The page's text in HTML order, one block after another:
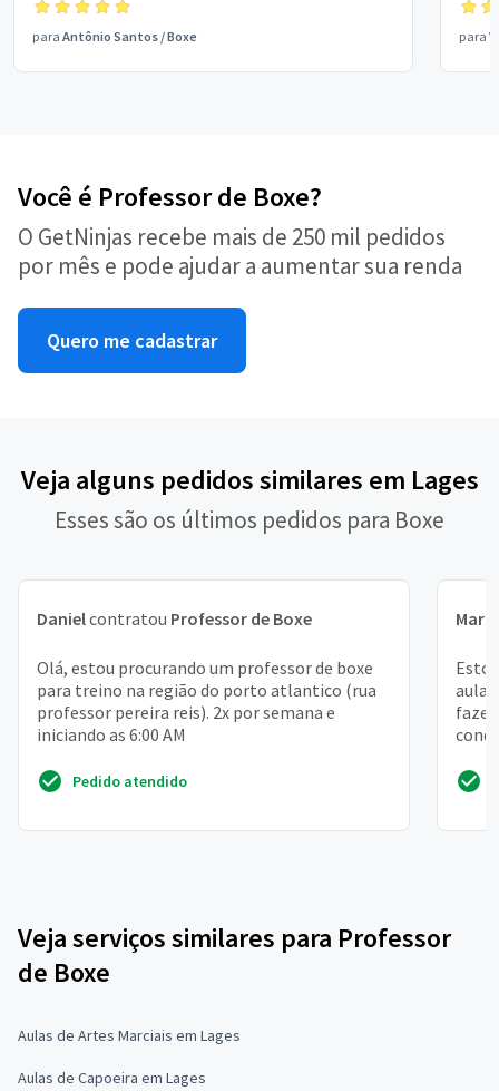
para Antônio Santos /Boxe para
Você é Professor de Boxe?
O GetNinjas recebe mais de 250 mil pedidos
por mês e pode ajudar a aumentar sua renda
Quero me cadastrar
Veja alguns pedidos similares em Lages
Esses são os últimos pedidos para Boxe
Danielcontratou Professor de Boxe
Olá, estou procurando um professor de boxe
para treino na região do porto atlantico (rua
professor pereira reis). 2x por semana e
iniciando as 6:00 AM
Pedido atendido
fazer
Veja serviços similares para Professor
de Boxe
Aulas de Artes Marciais em Lages
Aulas de Capoeira em Lages